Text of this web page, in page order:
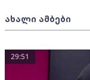
ახალი ამბები
29:51